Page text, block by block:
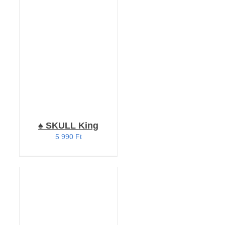
♠️ SKULL King
5 990 Ft